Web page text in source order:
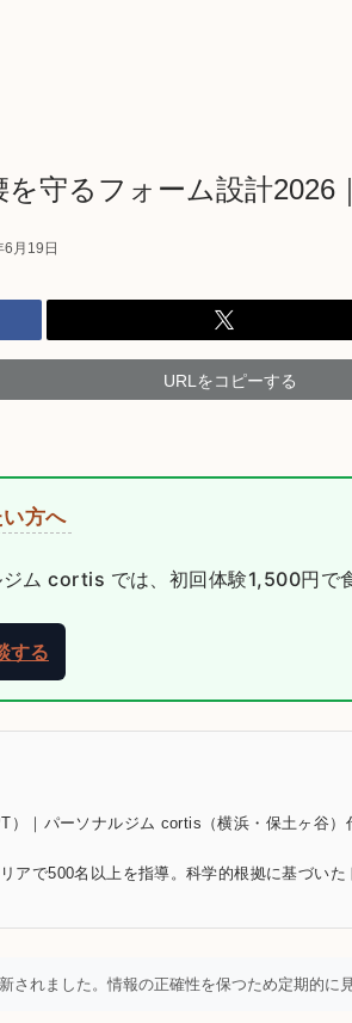
守るフォーム設計2026
6月19日
URLをコピーする
方へ
ム cortis では、初回体験1,500円で
する
）｜パーソナルジム cortis（横浜・保土ヶ谷）
アで500名以上を指導。科学的根拠に基づいた
されました。情報の正確性を保つため定期的に